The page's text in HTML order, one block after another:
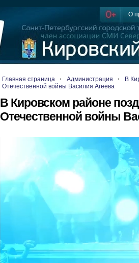
О
Главная страница Администрация
В
Отечественной войны Василия Агеева
В Кировском районе
Отечественной войны